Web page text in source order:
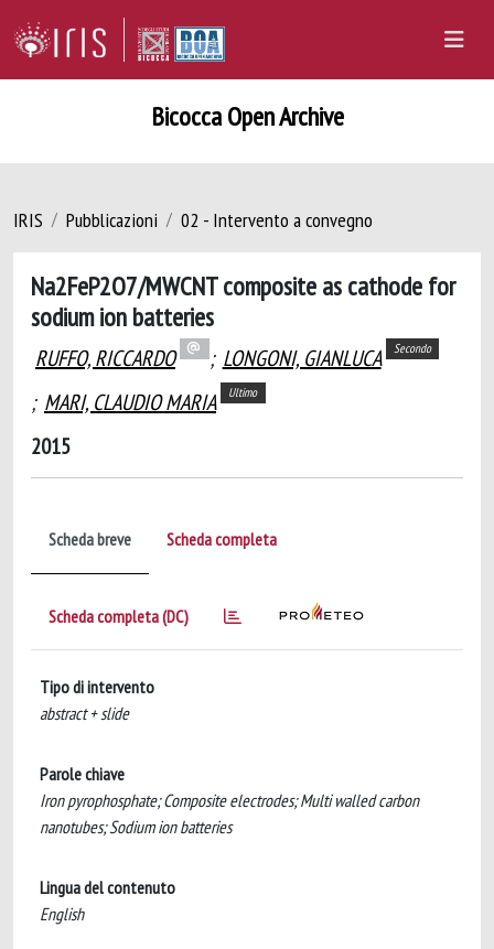
Bicocca Open Archive
IRIS Pubblicazioni 02 - Intervento a convegno
Na2FeP2O7/MWCNT composite as cathode for
sodium ion batteries
RUFFO, RICCARDO ; LONGONI, GIANLUCA Secondo
; MARI, CLAUDIO MARIA Ultimo
2015
Scheda breve Scheda completa
Scheda completa (DC)
Tipo di intervento
abstract + slide
Parole chiave
Iron pyrophosphate; Composite electrodes; Multi walled carbon
nanotubes; Sodium ion batteries
Lingua del contenuto
English